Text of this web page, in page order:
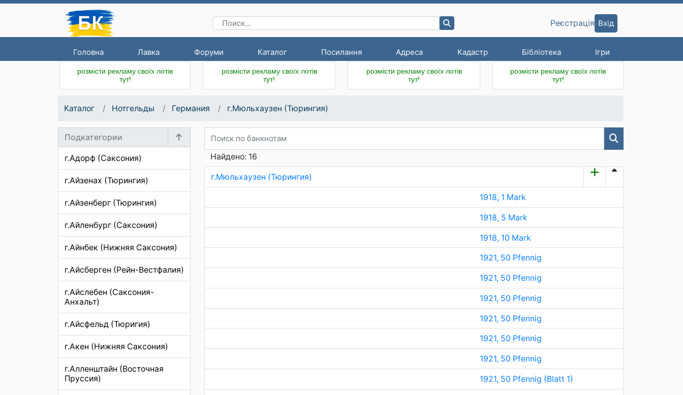
Головна Лавка Форуми Каталог Посилання Адреса Кадастр Бібліотека Ігри
Реєстрація Вхід
розмісти рекламу своїх лотів
тут!
розмісти рекламу своїх лотів
тут!
розмісти рекламу своїх лотів
тут!
розмісти рекламу своїх лотів
тут!
Каталог Нотгельды Германия г.Мюльхаузен (Тюрингия)
Подкатегории
г.Адорф (Саксония)
г.Айзенах (Тюрингия)
г.Айзенберг (Тюрингия)
г.Айленбург (Саксония)
г.Айнбек (Нижняя Саксония)
г.Айсберген (Рейн-Вестфалия)
г.Айслебен (Саксония-
Анхальт)
г.Айсфельд (Тюригия)
г.Акен (Нижняя Саксония)
г.Алленштайн (Восточная
Пруссия)
Найдено: 16
г.Мюльхаузен (Тюрингия)
1918, 1 Mark
1918, 5 Mark
1918, 10 Mark
1921, 50 Pfennig
1921, 50 Pfennig
1921, 50 Pfennig
1921, 50 Pfennig
1921, 50 Pfennig
1921, 50 Pfennig
1921, 50 Pfennig (Blatt 1)